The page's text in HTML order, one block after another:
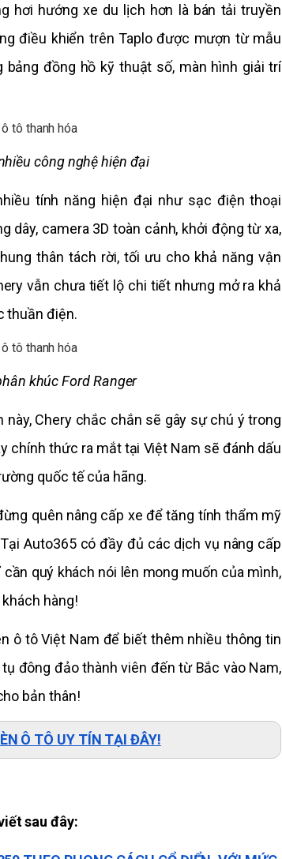
hơi hướng xe du lịch hơn là bán tải truyền
điều khiển trên Taplo được mượn từ mẫu
bảng đồng hồ kỹ thuật số, màn hình giải trí
công nghệ hiện đại
tính năng hiện đại như sạc điện thoại
dây, camera 3D toàn cảnh, khởi động từ xa,
thân tách rời, tối ưu cho khả năng vận
vẫn chưa tiết lộ chi tiết nhưng mở ra khả
thuần điện.
khúc Ford Ranger
Chery chắc chắn sẽ gây sự chú ý trong
chính thức ra mắt tại Việt Nam sẽ đánh dấu
quốc tế của hãng.
quên nâng cấp xe để tăng tính thẩm mỹ
Auto365 có đầy đủ các dịch vụ nâng cấp
quý khách nói lên mong muốn của mình,
hàng!
ô tô Việt Nam để biết thêm nhiều thông tin
đông đảo thành viên đến từ Bắc vào Nam,
bản thân!
Ô TÔ UY TÍN TẠI ĐÂY!
sau đây: